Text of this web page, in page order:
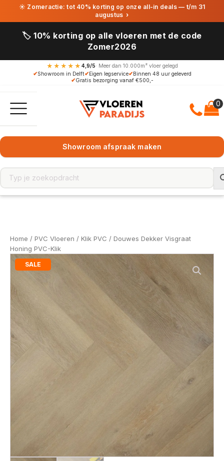
☀ Zomeractie: tot 40% korting op onze all-in deals — t/m 31
augustus ›
🏷️ 10% korting op alle vloeren met de code
Zomer2026
★★★★★ 4,9/5· Meer dan 10.000m² vloer gelegd
✔Showroom in Delft✔Eigen legservice✔Binnen 48 uur geleverd
✔Gratis bezorging vanaf €500,-
Showroom afspraak maken
Home / PVC Vloeren / Klik PVC / Douwes Dekker Visgraat
Honing PVC-Klik
SALE